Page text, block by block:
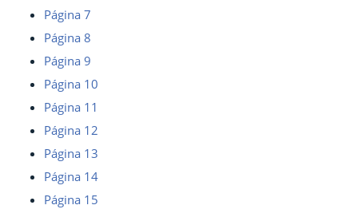
Página 7
Página 8
Página 9
Página 10
Página 11
Página 12
Página 13
Página 14
Página 15